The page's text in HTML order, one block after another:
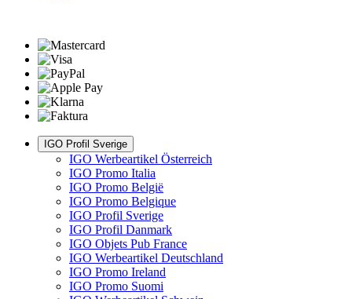
IGO Profil Sverige
IGO Werbeartikel Österreich
IGO Promo Italia
IGO Promo België
IGO Promo Belgique
IGO Profil Sverige
IGO Profil Danmark
IGO Objets Pub France
IGO Werbeartikel Deutschland
IGO Promo Ireland
IGO Promo Suomi